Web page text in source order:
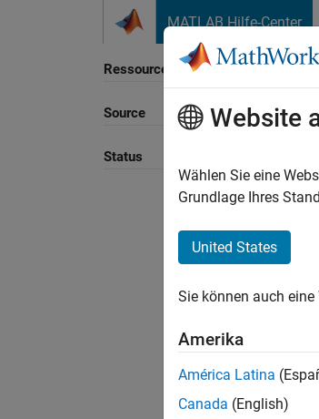
MATLAB Hilfe-Center
Ressource
Source
Status
Website
Wählen Sie eine
Grundlage Ihres
United States
Sie können auch
Amerika
América Latina
Canada (English)